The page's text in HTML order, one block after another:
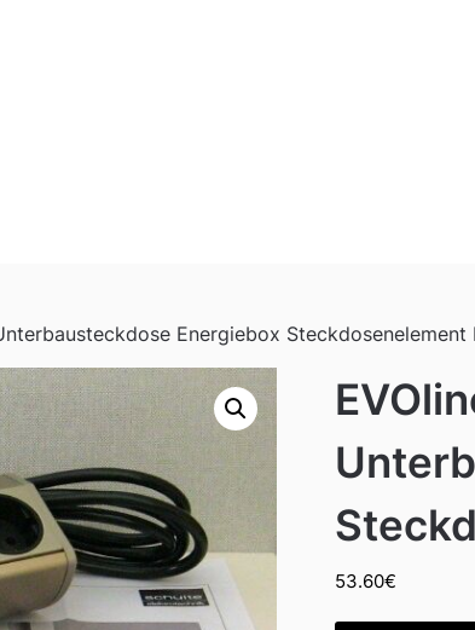
Energiebox Steckdosenelement
53.60€